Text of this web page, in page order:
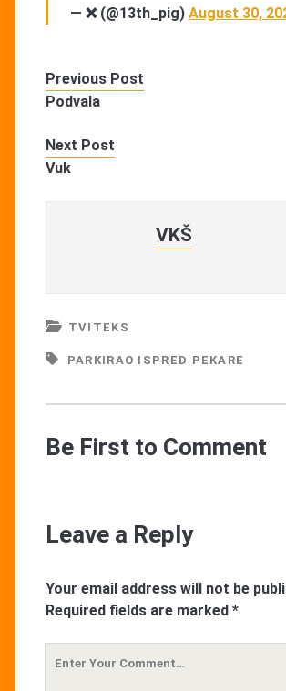
— ❌ (@13th_pig) August 30,
Previous Post
Podvala
Next Post
Vuk
VKŠ
TVITEKS
PARKIRAO ISPRED PEKARE
Be First to Comment
Leave a Reply
Your email address will not be
Required fields are marked *